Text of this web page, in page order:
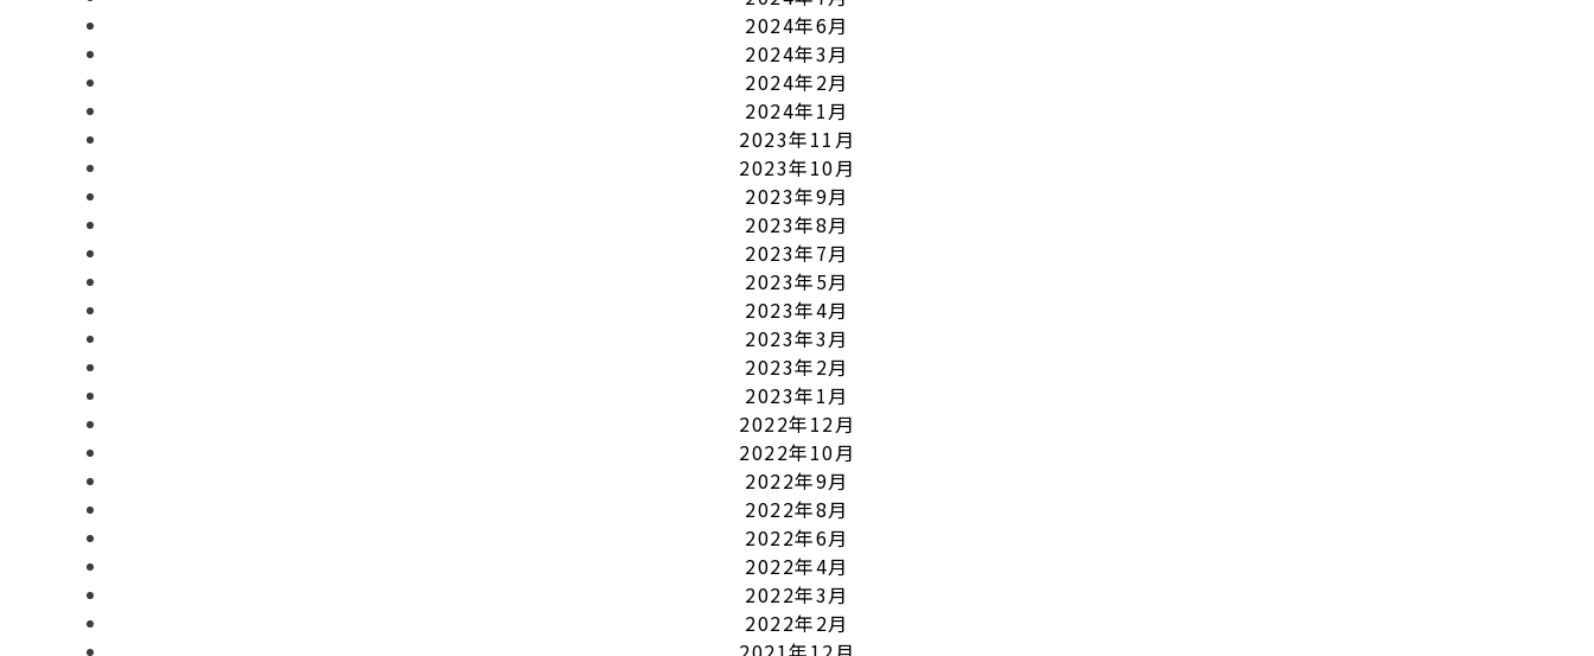
2024年6月
2024年3月
2024年2月
2024年1月
2023年11月
2023年10月
2023年9月
2023年8月
2023年7月
2023年5月
2023年4月
2023年3月
2023年2月
2023年1月
2022年12月
2022年10月
2022年9月
2022年8月
2022年6月
2022年4月
2022年3月
2022年2月